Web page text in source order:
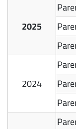
2025
2024